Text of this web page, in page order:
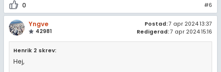
0 #6
Yngve
42981
Postad:7 apr 2024 13:37
Redigerad:7 apr 2024 15:16
Henrik 2 skrev:
Hej,